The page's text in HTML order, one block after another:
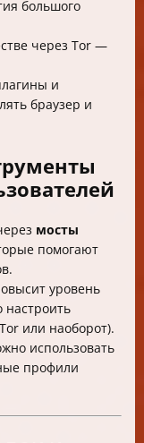
большого
через Tor —
и
браузер и
мосты
помогают
уровень
или наоборот).
использовать
профили